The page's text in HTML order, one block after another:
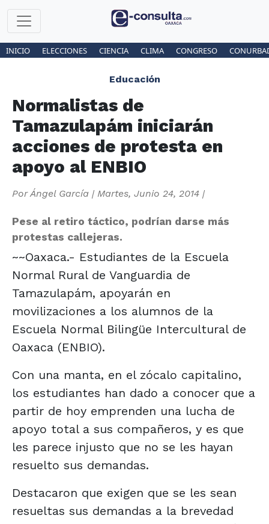
INICIO ELECCIONES CIENCIA CLIMA CONGRESO
Educación
Normalistas de
Tamazulapám iniciarán
acciones de protesta en
apoyo al ENBIO
PorÁngel García | Martes, Junio 24, 2014 |
Pese al retiro táctico, podrían darse más
protestas callejeras.
~~Oaxaca.- Estudiantes de la Escuela
Normal Rural de Vanguardia de
Tamazulapám, apoyarán en
movilizaciones a los alumnos de la
Escuela Normal Bilingüe Intercultural de
Oaxaca (ENBIO).
Con una manta, en el zócalo capitalino,
los estudiantes han dado a conocer que a
partir de hoy emprenden una lucha de
apoyo total a sus compañeros, y es que
les parece injusto que no se les hayan
resuelto sus demandas.
Destacaron que exigen que se les sean
resueltas sus demandas a la brevedad